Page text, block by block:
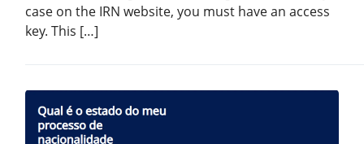
case on the IRN website, you must have an access
key. This […]